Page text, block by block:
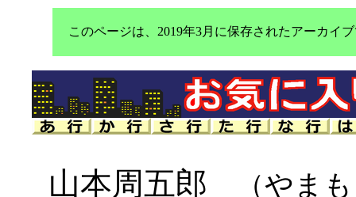
このページは、2019年3月に保存されたアーカイ
山本周五郎 （やま